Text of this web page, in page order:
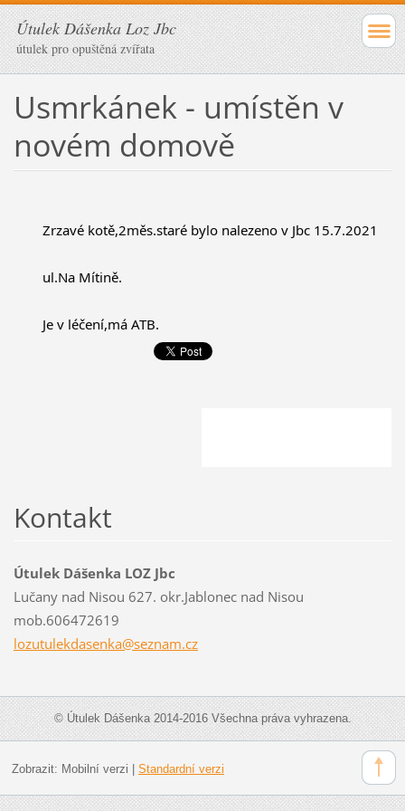
Útulek Dášenka Loz Jbc
útulek pro opuštěná zvířata
Usmrkánek - umístěn v
novém domově
	Zrzavé kotě,2měs.staré bylo nalezeno v Jbc 15.7.2021
	ul.Na Mítině.
	Je v léčení,má ATB.
Kontakt
Útulek Dášenka LOZ Jbc
Lučany nad Nisou 627. okr.Jablonec nad Nisou
mob.606472619
lozutulekdasenka@seznam.cz
© Útulek Dášenka 2014-2016 Všechna práva vyhrazena.
Zobrazit: Mobilní verzi | Standardní verzi